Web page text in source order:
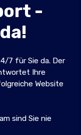
-
7 für Sie da. Der
Ihre
Website
sind Sie nie